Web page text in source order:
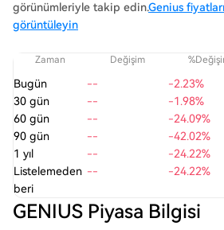
görünümleriyle takip edin.Genius
görüntüleyin
Zaman Değişim
Bugün -- -2.23%
30 gün
-- -1.98%
60 gün
-- -24.09%
90 gün
-- -42.02%
1 yıl
-- -24.22%
Listelemeden
beri
-- -24.22%
GENIUS Piyasa Bilgisi